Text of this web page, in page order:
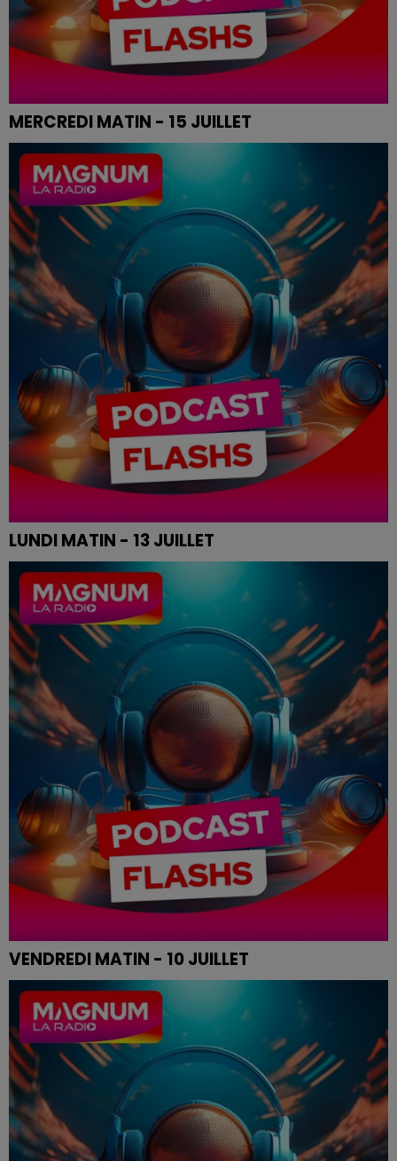
MERCREDI MATIN - 15 JUILLET
Le flash de 12h
LUNDI MATIN - 13 JUILLET
Le flash de 12h
VENDREDI MATIN - 10 JUILLET
Le flash de 12h